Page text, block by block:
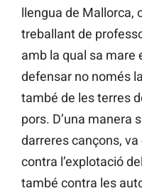
llengua de Mallorca,
treballant de
amb la qual sa mare
defensar no només
també de les terres
pors. D’una manera
darreres cançons, va
contra l’explotació
també contra les